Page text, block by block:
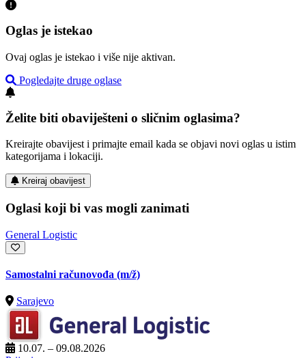
Oglas je istekao
Ovaj oglas je istekao i više nije aktivan.
Pogledajte druge oglase
Želite biti obaviješteni o sličnim oglasima?
Kreirajte obavijest i primajte email kada se objavi novi oglas u istim
kategorijama i lokaciji.
Kreiraj obavijest
Oglasi koji bi vas mogli zanimati
General Logistic
Samostalni računovođa (m/ž)
Sarajevo
10.07. – 09.08.2026